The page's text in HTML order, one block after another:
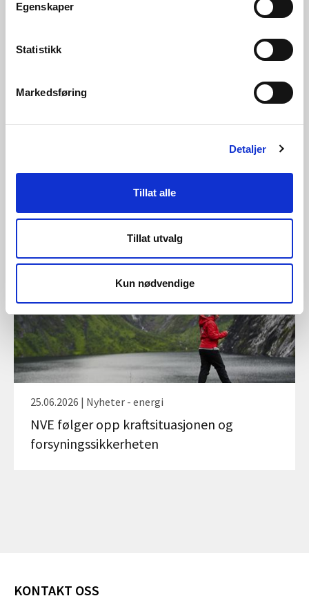
Egenskaper
Statistikk
Markedsføring
Detaljer
Tillat alle
Tillat utvalg
Kun nødvendige
strømforbruk siden 2020
25.06.2026 | Nyheter - energi
NVE følger opp kraftsituasjonen og
forsyningssikkerheten
KONTAKT OSS